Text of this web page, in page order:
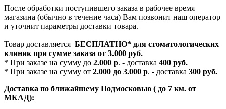
После обработки поступившего заказа в рабочее время
магазина (обычно в течение часа) Вам позвонит наш оператор
и уточнит параметры доставки товара.
Товар доставляется БЕСПЛАТНО* для стоматологических
клиник при сумме заказа от 3.000 руб.
* При заказе на сумму до 2.000 р. - доставка 400 руб.
* При заказе на сумму от 2.000 до 3.000 р. - доставка 300 руб.
Доставка по ближайшему Подмосковью ( до 7 км. от
МКАД):